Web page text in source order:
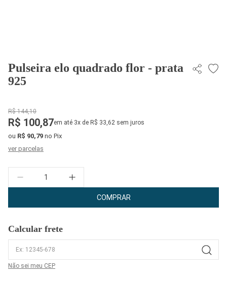
Pulseira elo quadrado flor - prata
925
R$ 144,10
R$ 100,87em até 3x de R$ 33,62 sem juros
ou R$ 90,79 no Pix
ver parcelas
Quantidade
COMPRAR
Calcular frete
Não sei meu CEP